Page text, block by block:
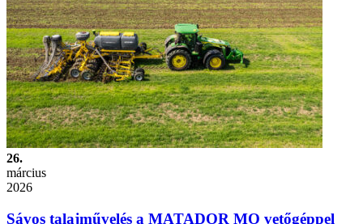
26.
március
2026
Sávos talajművelés a MATADOR MO vetőgéppel